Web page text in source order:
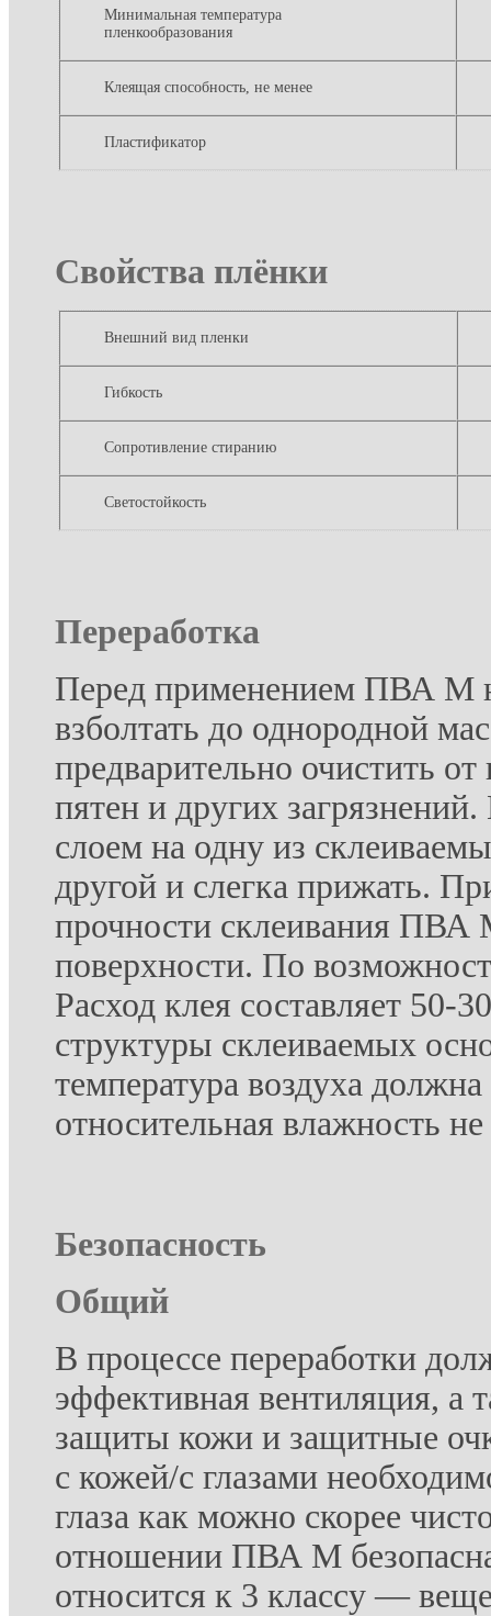
Минимальная температура
пленкообразования
Клеящая способность, не менее
Пластификатор
Свойства плёнки
Внешний вид пленки
Гибкость
Сопротивление стиранию
Светостойкость
Переработка
Перед применением ПВА М
взболтать до однородной
предварительно очистить
пятен и других
слоем на одну из
другой и слегка прижать.
прочности склеивания ПВА
поверхности. По
Расход клея составляет 50-
структуры склеиваемых
температура воздуха
относительная влажность
Безопасность
Общий
В процессе переработки
эффективная вентиляция, а
защиты кожи и защитные
с кожей/с глазами
глаза как можно скорее
отношении ПВА М
относится к 3 классу —